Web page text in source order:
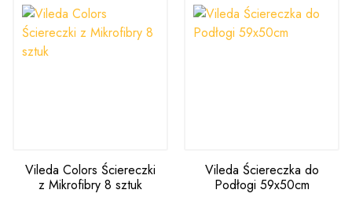
Vileda Colors Ściereczki
z Mikrofibry 8 sztuk
Vileda Ściereczka do
Podłogi 59x50cm